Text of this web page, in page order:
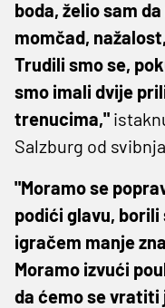
boda, želio sam
momčad,
Trudili smo se,
smo imali dvije
trenucima,"
Salzburg od
"Moramo se
podići glavu, borili
igračem manje
Moramo izvući
da ćemo se vratiti